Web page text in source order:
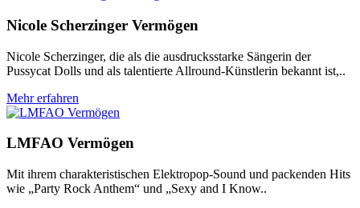
Nicole Scherzinger Vermögen
Nicole Scherzinger, die als die ausdrucksstarke Sängerin der
Pussycat Dolls und als talentierte Allround-Künstlerin bekannt ist,..
Mehr erfahren
LMFAO Vermögen
Mit ihrem charakteristischen Elektropop-Sound und packenden Hits
wie „Party Rock Anthem“ und „Sexy and I Know..